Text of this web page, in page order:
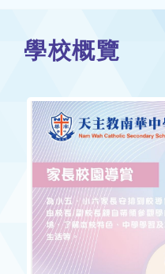
學校概覽